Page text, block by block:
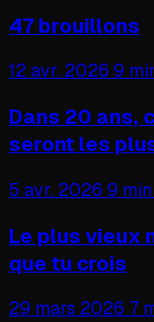
47 brouillons
12 avr. 2026 9
Dans 20 ans,
seront les
5 avr. 2026 9
Le plus vieux
que tu crois
29 mars 2026 7